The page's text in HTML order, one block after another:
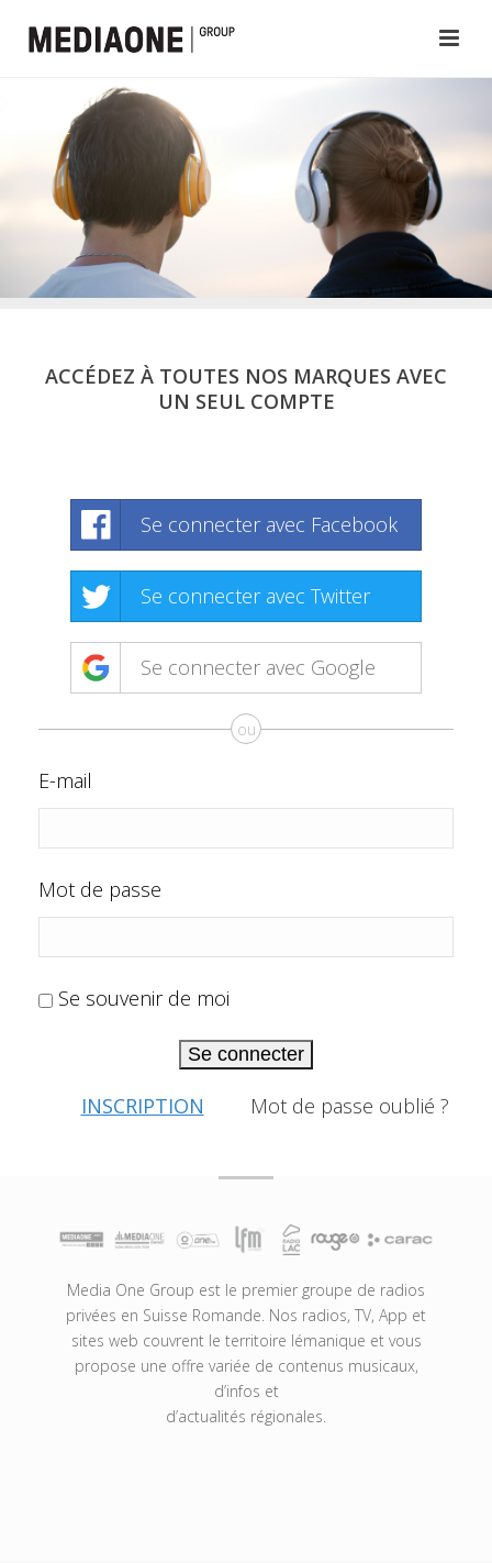
ACCÉDEZ À TOUTES NOS MARQUES AVEC
UN SEUL COMPTE
Se connecter avec Facebook
Se connecter avec Twitter
Se connecter avec Google
ou
E-mail
Mot de passe
Se souvenir de moi
Se connecter
INSCRIPTION Mot de passe oublié ?
Media One Group est le premier groupe de radios
privées en Suisse Romande. Nos radios, TV, App et
sites web couvrent le territoire lémanique et vous
propose une offre variée de contenus musicaux,
d’infos et
d’actualités régionales.